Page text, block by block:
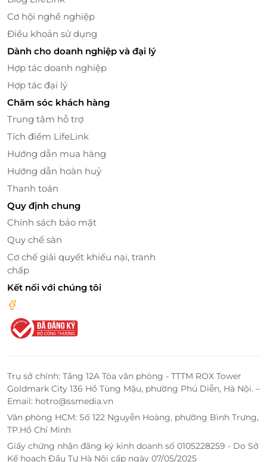
Không gian sang trọng, thoả mái
LifeLink - Địa Chỉ Săn Deal Làm
Đẹp Phiêu Lyn Spa Giá Ưu Đãi Nhất
LifeLink là một nền tảng trực tuyến hàng đầu tại
Việt Nam chuyên cung cấp các ưu đãi, deal giảm giá
cho dịch vụ làm đẹp, sức khỏe, ẩm thực và nhiều
lĩnh vực khác. Với mục tiêu mang đến trải nghiệm
tuyệt vời cho người tiêu dùng, LifeLink kết nối khách
hàng với các dịch vụ chất lượng và giá cả hợp lý.
Cơ hội nghề nghiệp
Điều khoản sử dụng
Dành cho doanh nghiệp và đại lý
Hợp tác doanh nghiệp
Hợp tác đại lý
Chăm sóc khách hàng
Trung tâm hỗ trợ
Tích điểm LifeLink
Hướng dẫn mua hàng
Hướng dẫn hoàn huỷ
Thanh toán
Quy định chung
Chính sách bảo mật
Quy chế sàn
Cơ chế giải quyết khiếu nại, tranh
chấp
Kết nối với chúng tôi
Trụ sở chính: Tầng 12A Tòa văn phòng - TTTM ROX Tower
Goldmark City 136 Hồ Tùng Mậu, phường Phú Diễn, Hà Nội. –
Email: hotro@ssmedia.vn
Văn phòng HCM: Số 122 Nguyễn Hoàng, phường Bình Trưng,
TP.Hồ Chí Minh
Giấy chứng nhận đăng ký kinh doanh số 0105228259 - Do Sở
Kế hoạch Đầu Tư Hà Nội cấp ngày 07/05/2025